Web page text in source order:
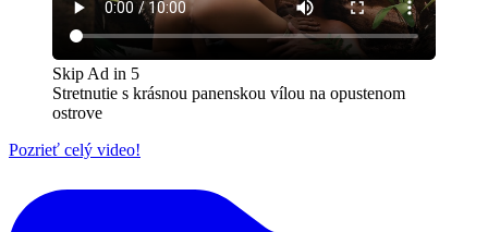
Skip Ad in 5
Stretnutie s krásnou panenskou vílou na opustenom
ostrove
Pozrieť celý video!